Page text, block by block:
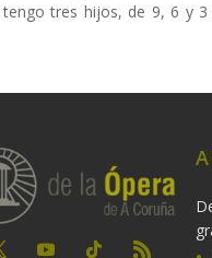
tres hijos, de 9, 6 y